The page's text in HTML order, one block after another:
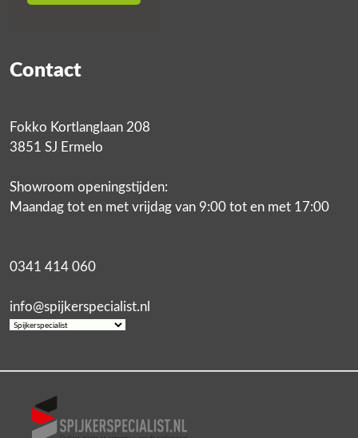
Contact
Fokko Kortlanglaan 208
3851 SJ Ermelo
Showroom openingstijden:
Maandag tot en met vrijdag van 9:00 tot en met 17:00
0341 414 060
info@spijkerspecialist.nl